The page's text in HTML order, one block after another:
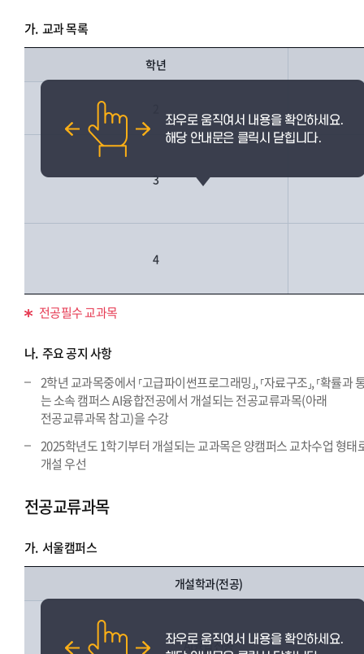
가. 교과 목록
학년
3
4
전공필수 교과목
나. 주요 공지 사항
2학년 교과목중에서 ⸢고급파이썬프로그래밍⸥, ⸢자료구조⸥, ⸢확률과
는 소속 캠퍼스 AI융합전공에서 개설되는 전공교류과목(아래
전공교류과목 참고)을 수강
2025학년도 1학기부터 개설되는 교과목은 양캠퍼스 교차수업 형태
개설 우선
전공교류과목
가. 서울캠퍼스
개설학과(전공)
AI융합전공